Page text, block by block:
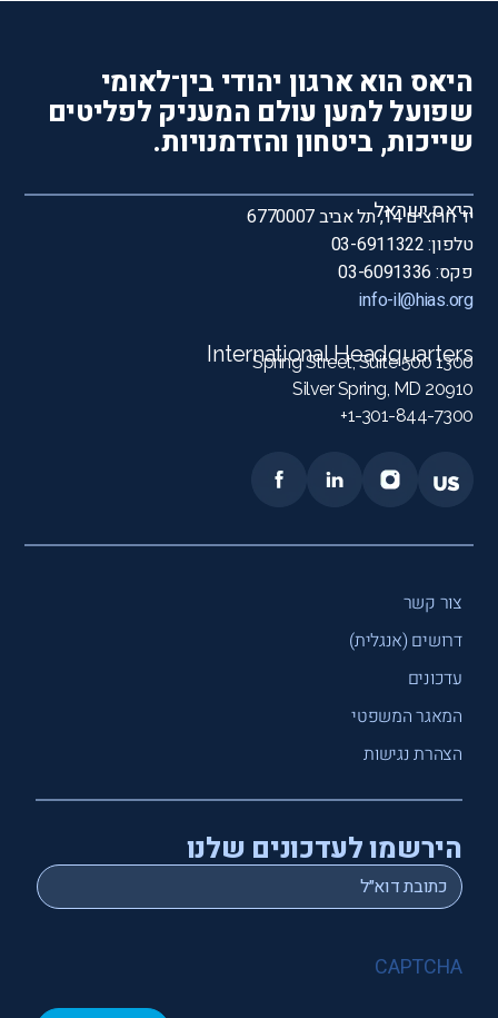
היאס הוא ארגון יהודי בין־לאומי
שפועל למען עולם המעניק לפליטים
שייכות, ביטחון והזדמנויות.
היאס ישראל
יד חרוצים 14, תל אביב 6770007
טלפון: 03-6911322
פקס: 03-6091336
info-il@hias.org
International Headquarters
1300 Spring Street, Suite 500
Silver Spring, MD 20910
1-301-844-7300+
צור קשר
דרושים (אנגלית)
עדכונים
המאגר המשפטי
הצהרת נגישות
הירשמו לעדכונים שלנו
Email
*
CAPTCHA